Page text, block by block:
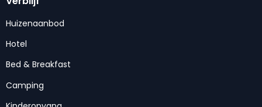
Huizenaanbod
Hotel
Bed & Breakfast
Camping